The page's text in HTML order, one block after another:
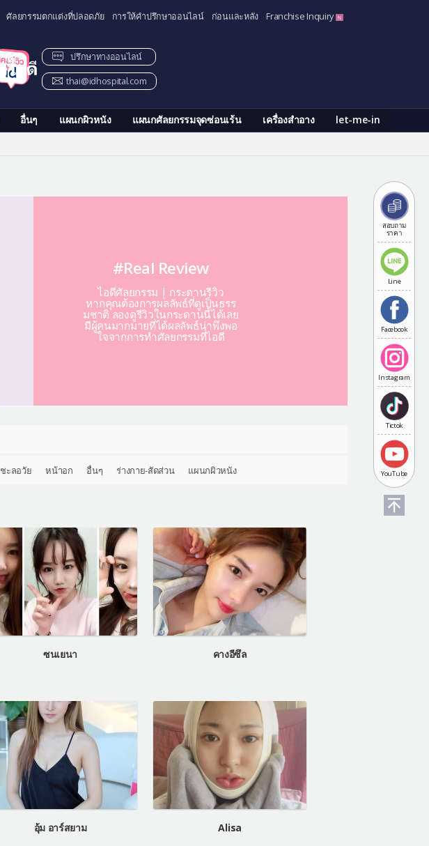
ศัลยกรรมตกแต่งที่ปลอดภัย การให้คำปรึกษาออนไลน์ ก่อนและหลัง Franchise Inquiry
อื่นๆ แผนกผิวหนัง แผนกศัลยกรรมจุดซ่อนเร้น เครื่องสำอาง
let-me-in
ปรึกษาทางออนไลน์
thai@idhospital.com
สอบถาม
ราคา
Line
Facebook
Instagram
Tictok
YouTube
#Real Review
ไอดีศัลยกรรม | กระดานรีวิว
หากคุณต้องการผลลัพธ์ที่ดูเป็นธรร
มชาติ ลองดูรีวิวในกระดานนี้ได้เลย
มีผู้คนมากมายที่ได้ผลลัพธ์น่าพึงพอ
ใจจากการทำศัลยกรรมที่ไอดี
ชะลอวัย หน้าอก อื่นๆ ร่างกาย-สัดส่วน แผนกผิวหนัง
ซนเยนา คางอีซึล
อุ้ม อาร์สยาม Alisa